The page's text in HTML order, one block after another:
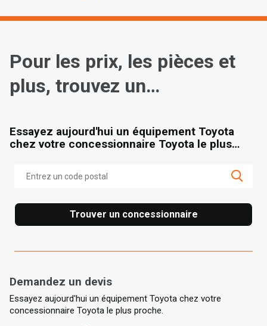
Pour les prix, les pièces et
plus, trouvez un
Essayez aujourd'hui un équipement Toyota
chez votre concessionnaire Toyota le plus
Trouver un concessionnaire
Demandez un devis
Essayez aujourd'hui un équipement Toyota chez votre
concessionnaire Toyota le plus proche.